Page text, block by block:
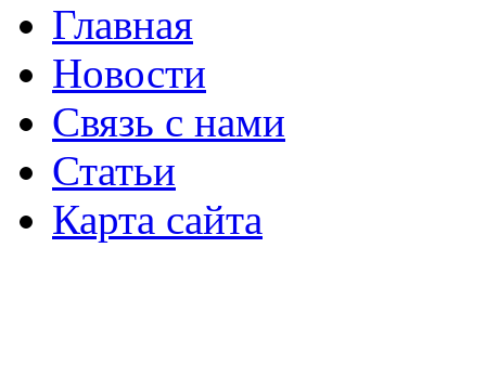
Главная
Новости
Связь с нами
Статьи
Карта сайта